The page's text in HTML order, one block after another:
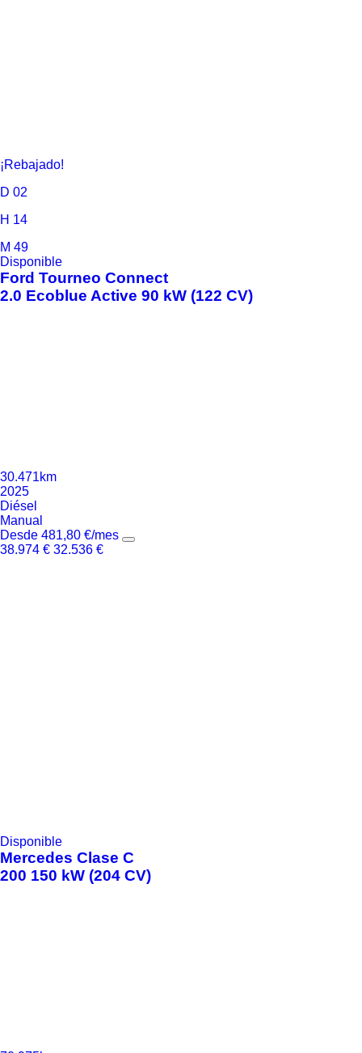
¡Rebajado!
D 02
H 14
M 49
Disponible
Ford Tourneo Connect
2.0 Ecoblue Active 90 kW (122 CV)
30.471km
2025
Diésel
Manual
Desde 481,80 €/mes
38.974 € 32.536 €
Disponible
Mercedes Clase C
200 150 kW (204 CV)